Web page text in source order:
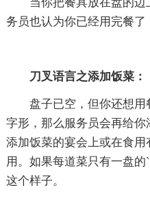
务员也认为你已经用完餐了
刀叉语言之添加饭菜：
盘子已空，但你还想用
字形，那么服务员会再给
添加饭菜的宴会上或在食
用。如果每道菜只有一盘
这个样子。